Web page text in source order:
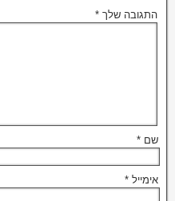
התגובה שלך *
שם *
אימייל *